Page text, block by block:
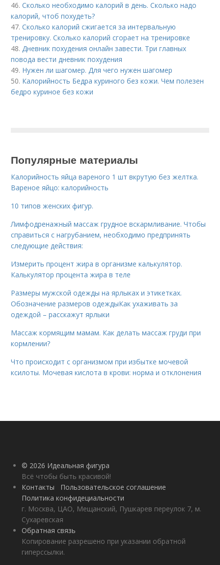
46.Сколько необходимо калорий в день. Сколько надо
калорий, чтоб похудеть?
47.Сколько калорий сжигается за интервальную
тренировку. Сколько калорий сгорает на тренировке
48.Дневник похудения онлайн завести. Три главных
повода вести дневник похудения
49. Нужен ли шагомер. Для чего нужен шагомер
50. Калорийность Бедра куриного без кожи. Чем полезен
бедро куриное без кожи
Популярные материалы
Калорийность яйца вареного 1 шт вкрутую без желтка.
Вареное яйцо: калорийность
10 типов женских фигур.
Лимфодренажный массаж грудное вскармливание. Чтобы
справиться с нагрубанием, необходимо предпринять
следующие действия:
Измерить процент жира в организме калькулятор.
Калькулятор процента жира в теле
Размеры мужской одежды на ярлыках и этикетках.
Обозначение размеров одеждыКак ухаживать за
одеждой – расскажут ярлыки
Массаж кормящим мамам. Как делать массаж груди при
кормлении?
Что происходит с организмом при избытке мочевой
ксилоты. Мочевая кислота в крови: норма и отклонения
© 2026 Идеальная фигура
Всё чтобы быть красивой!
Контакты
Пользовательское соглашение
Политика конфидециальности
г. Москва, ЦАО, Мещанский, Пушкарев переулок 7, м.
Сухаревская
Обратная связь
Копирование разрешено при указании обратной
гиперссылки.